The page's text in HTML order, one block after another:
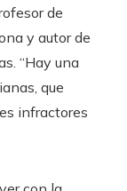
de
y autor de
“Hay una
que
infractores